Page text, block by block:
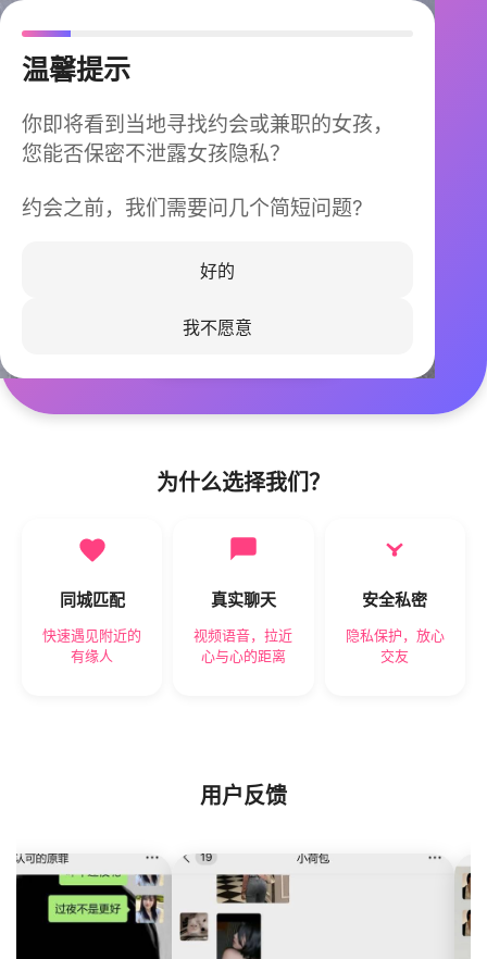
温馨提示
你即将看到当地寻找约会或兼职的女孩，
您能否保密不泄露女孩隐私？
约会之前，我们需要问几个简短问题?
好的
我不愿意
今晚不再孤单
同城快速匹配，马上认识身边的TA
立即下载
为什么选择我们？
同城匹配
快速遇见附近的
有缘人
真实聊天
视频语音，拉近
心与心的距离
安全私密
隐私保护，放心
交友
用户反馈